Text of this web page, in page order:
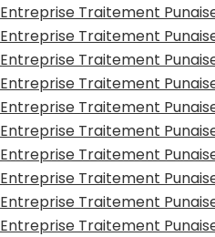
Entreprise Traitement
Entreprise Traitement
Entreprise Traitement
Entreprise Traitement
Entreprise Traitement
Entreprise Traitement
Entreprise Traitement
Entreprise Traitement
Entreprise Traitement
Entreprise Traitement